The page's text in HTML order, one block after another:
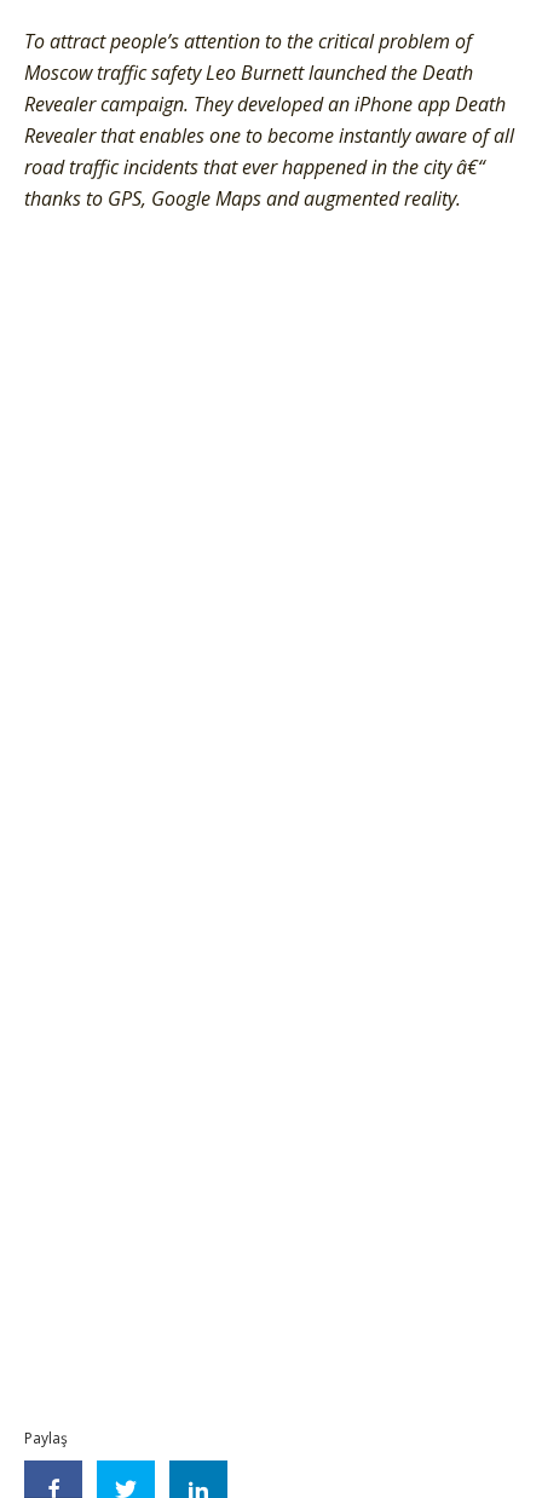
To attract people’s attention to the critical problem of
Moscow traffic safety Leo Burnett launched the Death
Revealer campaign. They developed an iPhone app Death
Revealer that enables one to become instantly aware of all
road traffic incidents that ever happened in the city â€“
thanks to GPS, Google Maps and augmented reality.
Paylaş